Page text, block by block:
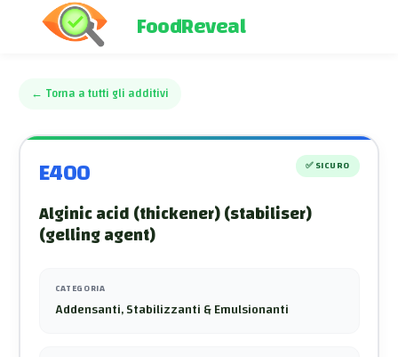
FoodReveal
← Torna a tutti gli additivi
E400 ✅SICURO
Alginic acid (thickener) (stabiliser)
(gelling agent)
CATEGORIA
Addensanti, Stabilizzanti & Emulsionanti